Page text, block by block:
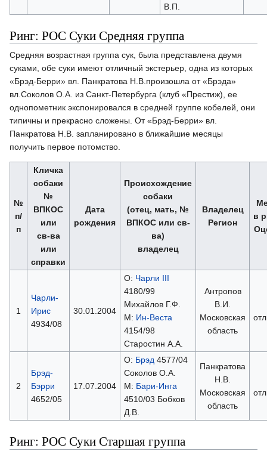
В.П.
Ринг: РОС Суки Средняя группа
Средняя возрастная группа сук, была представлена двумя
суками, обе суки имеют отличный экстерьер, одна из которых
«Брэд-Берри» вл. Панкратова Н.В.произошла от «Брэда»
вл.Соколов О.А. из Санкт-Петербурга (клуб «Престиж), ее
однопометник экспонировался в средней группе кобелей, они
типичны и прекрасно сложены. От «Брэд-Берри» вл.
Панкратова Н.В. запланировано в ближайшие месяцы
получить первое потомство.
№
п/
п
Кличка
собаки
№
ВПКОС
или
св-ва
или
справки
Дата
рождения
Происхождение
собаки
(отец, мать, №
ВПКОС или св-
ва)
владелец
Владелец
Регион
в
1
Чарли-
Ирис
4934/08
30.01.2004
О: Чарли III
4180/99
Михайлов Г.Ф.
М: Ин-Веста
4154/98
Старостин А.А.
Антропов
В.И.
Московская
область
2
Брэд-
Бэрри
4652/05
17.07.2004
О: Брэд4577/04
Соколов О.А.
М: Бари-Инга
4510/03 Бобков
Д.В.
Панкратова
Н.В.
Московская
область
Ринг: РОС Суки Старшая группа